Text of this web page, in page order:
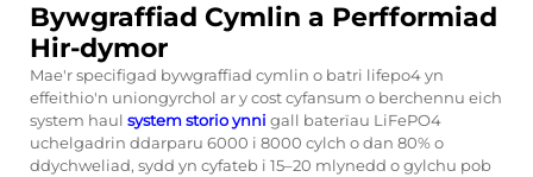
Bywgraffiad Cymlin a Perfformiad
Hir-dymor
Mae'r specifigad bywgraffiad cymlin o batri lifepo4 yn
effeithio'n uniongyrchol ar y cost cyfansum o berchennu eich
system haul system storio ynni gall baterïau LiFePO4
uchelgadrin ddarparu 6000 i 8000 cylch o dan 80% o
ddychweliad, sydd yn cyfateb i 15–20 mlynedd o gylchu pob